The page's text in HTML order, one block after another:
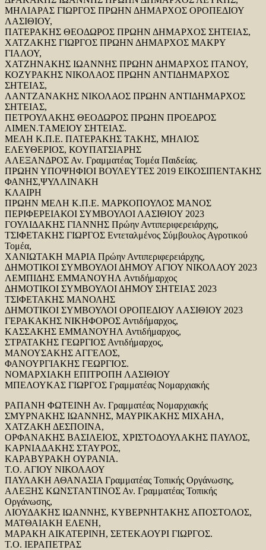
ΜΗΛΙΑΡΑΣ ΓΙΩΡΓΟΣ ΠΡΩΗΝ ΔΗΜΑΡΧΟΣ ΟΡΟΠΕΔΙΟΥ
ΛΑΣΙΘΙΟΥ,
ΠΑΤΕΡΑΚΗΣ ΘΕΟΔΩΡΟΣ ΠΡΩΗΝ ΔΗΜΑΡΧΟΣ ΣΗΤΕΙΑΣ,
ΧΑΤΖΑΚΗΣ ΓΙΩΡΓΟΣ ΠΡΩΗΝ ΔΗΜΑΡΧΟΣ ΜΑΚΡΥ
ΓΙΑΛΟΥ,
ΧΑΤΖΗΝΑΚΗΣ ΙΩΑΝΝΗΣ ΠΡΩΗΝ ΔΗΜΑΡΧΟΣ ΙΤΑΝΟΥ,
ΚΟΖΥΡΑΚΗΣ ΝΙΚΟΛΑΟΣ ΠΡΩΗΝ ΑΝΤΙΔΗΜΑΡΧΟΣ
ΣΗΤΕΙΑΣ,
ΛΑΝΤΖΑΝΑΚΗΣ ΝΙΚΟΛΑΟΣ ΠΡΩΗΝ ΑΝΤΙΔΗΜΑΡΧΟΣ
ΣΗΤΕΙΑΣ,
ΠΕΤΡΟΥΛΑΚΗΣ ΘΕΟΔΩΡΟΣ ΠΡΩΗΝ ΠΡΟΕΔΡΟΣ
ΛΙΜΕΝ.TΑΜΕΙΟΥ ΣΗΤΕΙΑΣ.
ΜΕΛΗ Κ.Π.Ε. ΠΑΤΕΡΑΚΗΣ ΤΑΚΗΣ, ΜΗΛΙΟΣ
ΕΛΕΥΘΕΡΙΟΣ, ΚΟΥΠΑΤΣΙΑΡΗΣ
ΑΛΕΞΑΝΔΡΟΣ Αν. Γραμματέας Τομέα Παιδείας.
ΠΡΩΗΝ ΥΠΟΨΗΦΙΟΙ ΒΟΥΛΕΥΤΕΣ 2019 ΕΙΚΟΣΙΠΕΝΤΑΚΗΣ
ΦΑΝΗΣ,ΨΥΛΛΙΝΑΚΗ
ΚΛΑΙΡΗ
ΠΡΩΗΝ ΜΕΛΗ Κ.Π.Ε. ΜΑΡΚΟΠΟΥΛΟΣ ΜΑΝΟΣ
ΠΕΡΙΦΕΡΕΙΑΚΟΙ ΣΥΜΒΟΥΛΟΙ ΛΑΣΙΘΙΟΥ 2023
ΓΟΥΛΙΔΑΚΗΣ ΓΙΑΝΝΗΣ Πρώην Αντιπεριφερειάρχης,
ΤΣΙΦΕΤΑΚΗΣ ΓΙΩΡΓΟΣ Εντεταλμένος Σύμβουλος Αγροτικού
Τομέα,
ΧΑΝΙΩΤΑΚΗ ΜΑΡΙΑ Πρώην Αντιπεριφερειάρχης,
ΔΗΜΟΤΙΚΟΙ ΣΥΜΒΟΥΛΟΙ ΔΗΜΟΥ ΑΓΙΟΥ ΝΙΚΟΛΑΟΥ 2023
ΛΕΜΠΙΔΗΣ ΕΜΜΑΝΟΥΗΛ Αντιδήμαρχος
ΔΗΜΟΤΙΚΟΙ ΣΥΜΒΟΥΛΟΙ ΔΗΜΟΥ ΣΗΤΕΙΑΣ 2023
ΤΣΙΦΕΤΑΚΗΣ ΜΑΝΟΛΗΣ
ΔΗΜΟΤΙΚΟΙ ΣΥΜΒΟΥΛΟΙ ΟΡΟΠΕΔΙΟΥ ΛΑΣΙΘΙΟΥ 2023
ΓΕΡΑΚΑΚΗΣ ΝΙΚΗΦΟΡΟΣ Αντιδήμαρχος,
ΚΑΣΣΑΚΗΣ ΕΜΜΑΝΟΥΗΛ Αντιδήμαρχος,
ΣΤΡΑΤΑΚΗΣ ΓΕΩΡΓΙΟΣ Αντιδήμαρχος,
ΜΑΝΟΥΣΑΚΗΣ ΑΓΓΕΛΟΣ,
ΦΑΝΟΥΡΓΙΑΚΗΣ ΓΕΩΡΓΙΟΣ.
ΝΟΜΑΡΧΙΑΚΗ ΕΠΙΤΡΟΠΗ ΛΑΣΙΘΙΟΥ
ΜΠΕΛΟΥΚΑΣ ΓΙΩΡΓΟΣ Γραμματέας Νομαρχιακής
ΡΑΠΑΝΗ ΦΩΤΕΙΝΗ Αν. Γραμματέας Νομαρχιακής
ΣΜΥΡΝΑΚΗΣ ΙΩΑΝΝΗΣ, ΜΑΥΡΙΚΑΚΗΣ ΜΙΧΑΗΛ,
ΧΑΤΖΑΚΗ ΔΕΣΠΟΙΝΑ,
ΟΡΦΑΝΑΚΗΣ ΒΑΣΙΛΕΙΟΣ, ΧΡΙΣΤΟΔΟΥΛΑΚΗΣ ΠΑΥΛΟΣ,
ΚΑΡΝΙΑΔΑΚΗΣ ΣΤΑΥΡΟΣ,
ΚΑΡΑΒΥΡΑΚΗ ΟΥΡΑΝΙΑ.
Τ.Ο. ΑΓΙΟΥ ΝΙΚΟΛΑΟΥ
ΠΑΥΛΑΚΗ ΑΘΑΝΑΣΙΑ Γραμματέας Τοπικής Οργάνωσης,
ΑΛΕΞΗΣ ΚΩΝΣΤΑΝΤΙΝΟΣ Αν. Γραμματέας Τοπικής
Οργάνωσης,
ΛΙΟΥΔΑΚΗΣ ΙΩΑΝΝΗΣ, ΚΥΒΕΡΝΗΤΑΚΗΣ ΑΠΟΣΤΟΛΟΣ,
ΜΑΤΘΑΙΑΚΗ ΕΛΕΝΗ,
ΜΑΡΑΚΗ ΑΙΚΑΤΕΡΙΝΗ, ΣΕΤΕΚΑΟΥΡΙ ΓΙΩΡΓΟΣ.
Τ.Ο. ΙΕΡΑΠΕΤΡΑΣ